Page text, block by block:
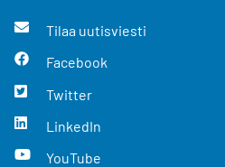
Tilaa uutisviesti
Facebook
Twitter
LinkedIn
YouTube